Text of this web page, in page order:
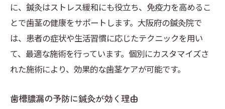
に、鍼灸はストレス緩和にも役立ち、免疫力を高めるこ
とで歯茎の健康をサポートします。大阪府の鍼灸院で
は、患者の症状や生活習慣に応じたテクニックを用い
て、最適な施術を行っています。個別にカスタマイズさ
れた施術により、効果的な歯茎ケアが可能です。
歯槽膿漏の予防に鍼灸が効く理由